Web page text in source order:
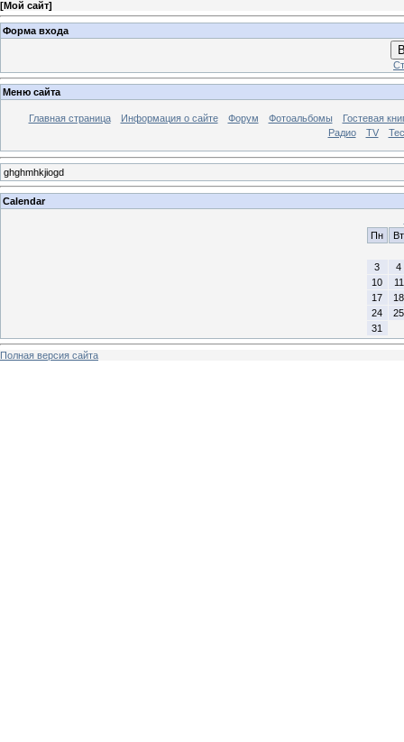
[Мой сайт]
Форма входа
Меню сайта
Главная страница Информация о сайте Форум Фотоальбомы
Гостевая
Радио
TV
ghghmhkjiogd
Calendar
Пн
Вт
3
4
10
11
17
18
24
25
31
Полная версия сайта